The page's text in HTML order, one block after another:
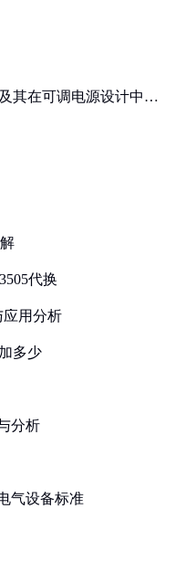
其在可调电源设计中的
代换
应用分析
多少
分析
气设备标准